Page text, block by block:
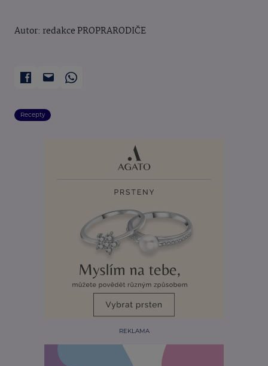
Autor: redakce PROPRARODIČE
Recepty
REKLAMA